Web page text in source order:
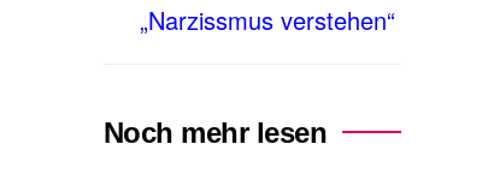
„Narzissmus verstehen“
Noch mehr lesen